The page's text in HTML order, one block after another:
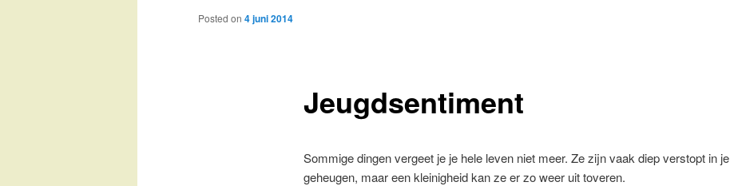
to
Jeugdsentiment
Posted on 4 juni 2014
Sommige dingen vergeet je je hele leven niet meer. Ze zijn vaak diep verstopt in je
geheugen, maar een kleinigheid kan ze er zo weer uit toveren.